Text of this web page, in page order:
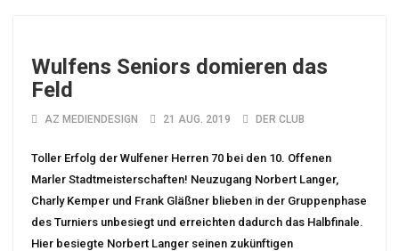
Wulfens Seniors domieren das
Feld
AZ MEDIENDESIGN 21 AUG. 2019 DER CLUB
Toller Erfolg der Wulfener Herren 70 bei den 10. Offenen
Marler Stadtmeisterschaften! Neuzugang Norbert Langer,
Charly Kemper und Frank Gläßner blieben in der Gruppenphase
des Turniers unbesiegt und erreichten dadurch das Halbfinale.
Hier besiegte Norbert Langer seinen zukünftigen